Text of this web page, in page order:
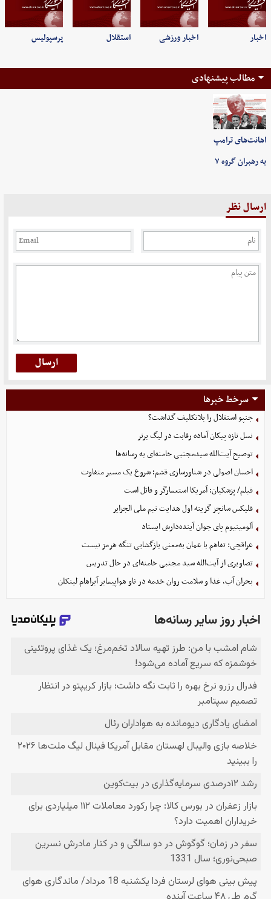
اخبار اخبار ورزشی استقلال پرسپولیس
مطالب پیشنهادی
اهانت‌های ترامپ
به رهبران گروه ۷
ارسال نظر
سرخط خبرها
جنپو استقلال را بلاتکلیف گذاشت؟
نسل تازه پیکان آماده رقابت در لیگ برتر
توصیح آیت‌الله سیدمجتبی خامنه‌ای به رسانه‌ها
احسان اصولی در شناورسازی قشم؛ شروع یک مسیر متفاوت
فیلم/ پزشکیان: آمریکا استعمارگر و قاتل است
فلیکس سانچز گزینه اول هدایت تیم ملی الجزایر
آلومینیوم پای جوان آینده‌دارش ایستاد
عراقچی: تفاهم با عمان به‌معنی بازگشایی تنگه هرمز نیست
تصاویری از آیت‌الله سید مجتبی خامنه‌ای در حال تدریس
بحران آب، غذا و سلامت روان خدمه در ناو هواپیمابر آبراهام لینکلن